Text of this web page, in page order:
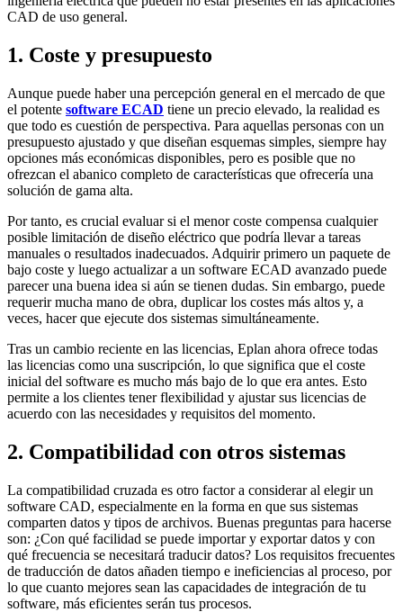
CAD de uso general.
1. Coste y presupuesto
Aunque puede haber una percepción general en el mercado de que
el potente software ECAD tiene un precio elevado, la realidad es
que todo es cuestión de perspectiva. Para aquellas personas con un
presupuesto ajustado y que diseñan esquemas simples, siempre hay
opciones más económicas disponibles, pero es posible que no
ofrezcan el abanico completo de características que ofrecería una
solución de gama alta.
Por tanto, es crucial evaluar si el menor coste compensa cualquier
posible limitación de diseño eléctrico que podría llevar a tareas
manuales o resultados inadecuados. Adquirir primero un paquete de
bajo coste y luego actualizar a un software ECAD avanzado puede
parecer una buena idea si aún se tienen dudas. Sin embargo, puede
requerir mucha mano de obra, duplicar los costes más altos y, a
veces, hacer que ejecute dos sistemas simultáneamente.
Tras un cambio reciente en las licencias, Eplan ahora ofrece todas
las licencias como una suscripción, lo que significa que el coste
inicial del software es mucho más bajo de lo que era antes. Esto
permite a los clientes tener flexibilidad y ajustar sus licencias de
acuerdo con las necesidades y requisitos del momento.
2. Compatibilidad con otros sistemas
La compatibilidad cruzada es otro factor a considerar al elegir un
software CAD, especialmente en la forma en que sus sistemas
comparten datos y tipos de archivos. Buenas preguntas para hacerse
son: ¿Con qué facilidad se puede importar y exportar datos y con
qué frecuencia se necesitará traducir datos? Los requisitos frecuentes
de traducción de datos añaden tiempo e ineficiencias al proceso, por
lo que cuanto mejores sean las capacidades de integración de tu
software, más eficientes serán tus procesos.